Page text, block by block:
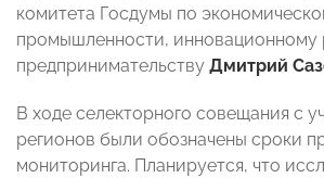
комитета Госдумы по
промышленности, инновационному
предпринимательству Дмитрий
В ходе селекторного совещания с
регионов были обозначены сроки
мониторинга. Планируется, что